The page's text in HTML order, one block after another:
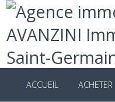
ACCUEIL ACHETER